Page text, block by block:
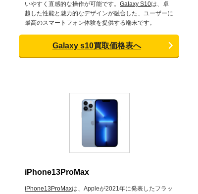
いやすく直感的な操作が可能です。 Galaxy S10は、卓
越した性能と魅力的なデザインが融合した、ユーザーに
最高のスマートフォン体験を提供する端末です。
Galaxy s10買取価格表へ
iPhone13ProMax
iPhone13ProMaxは、Appleが2021年に発表したフラッ